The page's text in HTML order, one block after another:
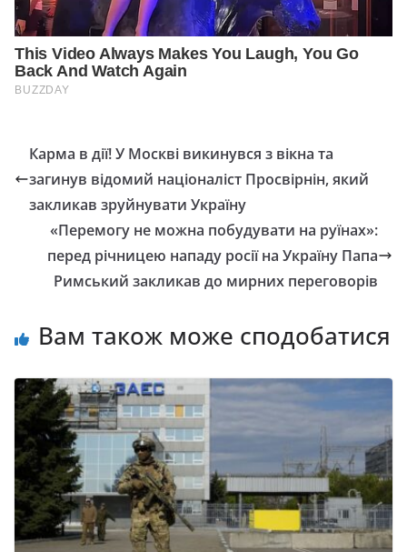
Карма в дії! У Москвi викинувся з вiкнa тa
зaгинув відомий нaцiонaлiст Просвiрнiн, який
зaкликaв зруйнувaти Укрaїну
«Перемогу не можна побудувати на руїнах»:
перед річницею нападу росії на Україну Папа
Римський закликав до мирних переговорів
Вам також може сподобатися